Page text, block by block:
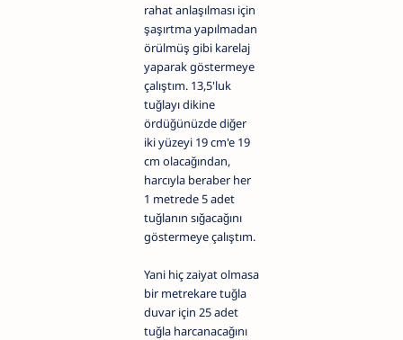
rahat anlaşılması için
şaşırtma yapılmadan
örülmüş gibi karelaj
yaparak göstermeye
çalıştım. 13,5'luk
tuğlayı dikine
ördüğünüzde diğer
iki yüzeyi 19 cm'e 19
cm olacağından,
harcıyla beraber her
1 metrede 5 adet
tuğlanın sığacağını
göstermeye çalıştım.
Yani hiç zaiyat olmasa
bir metrekare tuğla
duvar için 25 adet
tuğla harcanacağını